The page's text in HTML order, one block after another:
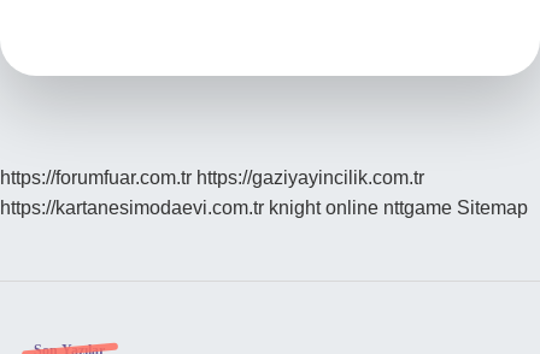
https://forumfuar.com.tr https://gaziyayincilik.com.tr
https://kartanesimodaevi.com.tr knight online nttgame Sitemap
Son Yazılar